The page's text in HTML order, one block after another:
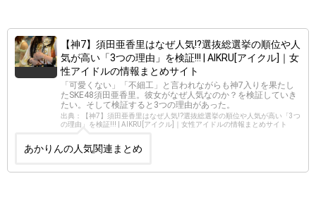
【神7】須田亜香里はなぜ人気!?選抜総選挙の順位や人
気が高い「3つの理由」を検証!!! | AIKRU[アイクル]｜女
性アイドルの情報まとめサイト
「可愛くない」「不細工」と言われながらも神7入りを果たし
たSKE48須田亜香里。彼女がなぜ人気なのか？を検証していき
たい。そして検証すると3つの理由があった。
出典：【神7】須田亜香里はなぜ人気!?選抜総選挙の順位や人気が高い「3つ
の理由」を検証!!! | AIKRU[アイクル]｜女性アイドルの情報まとめサイト
あかりんの人気関連まとめ